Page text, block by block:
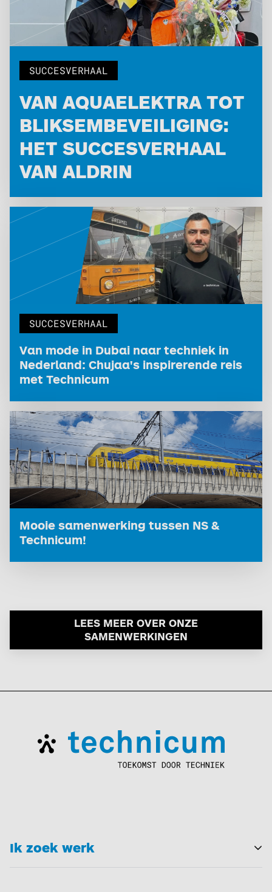
SUCCESVERHAAL
VAN AQUAELEKTRA TOT
BLIKSEMBEVEILIGING:
HET SUCCESVERHAAL
VAN ALDRIN
SUCCESVERHAAL
Van mode in Dubai naar techniek in
Nederland: Chujaa's inspirerende reis
met Technicum
Mooie samenwerking tussen NS &
Technicum!
LEES MEER OVER ONZE
SAMENWERKINGEN
Ik zoek werk